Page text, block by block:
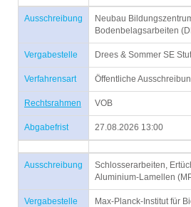
Ausschreibung
Neubau
Bodenbelagsarbeiten
Vergabestelle Drees & Sommer SE
Verfahrensart Öffentliche
Rechtsrahmen VOB
Abgabefrist 27.08.2026 13:00
Ausschreibung
Schlosserarbeiten,
Aluminium-Lamellen
Vergabestelle Max-Planck-Institut für